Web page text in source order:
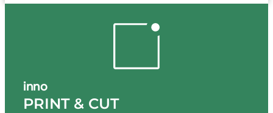
inno
PRINT & CUT